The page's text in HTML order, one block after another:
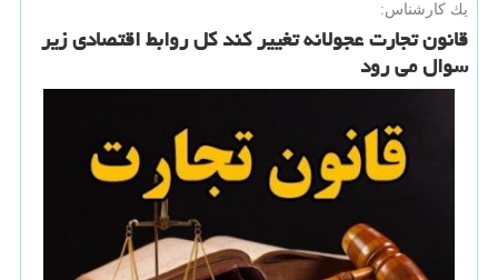
یك كارشناس:
قانون تجارت عجولانه تغییر كند كل روابط اقتصادی زیر
سوال می رود